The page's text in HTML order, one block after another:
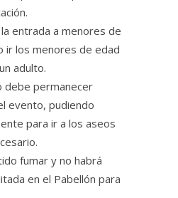
entrada a menores de
ir los menores de edad
adulto.
debe permanecer
evento, pudiendo
para ir a los aseos
fumar y no habrá
en el Pabellón para